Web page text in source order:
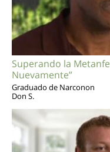
Superando la
Nuevamente”
Graduado de Narconon
Don S.